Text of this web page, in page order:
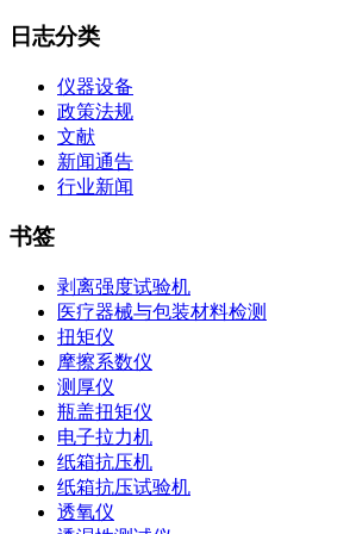
日志分类
仪器设备
政策法规
文献
新闻通告
行业新闻
书签
剥离强度试验机
医疗器械与包装材料检测
扭矩仪
摩擦系数仪
测厚仪
瓶盖扭矩仪
电子拉力机
纸箱抗压机
纸箱抗压试验机
透氧仪